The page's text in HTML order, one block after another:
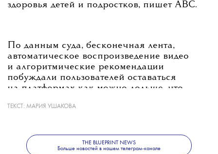
здоровья детей и подростков, пишет ABC.
По данным суда, бесконечная лента,
автоматическое воспроизведение видео
и алгоритмические рекомендации
побуждали пользователей оставаться
на платформах как можно дольше, что
тревожности, депрессии и расстройствам
ТЕКСТ: МАРИЯ УШАКОВА
THE BLUEPRINT NEWS
Больше новостей в нашем телеграм-канале